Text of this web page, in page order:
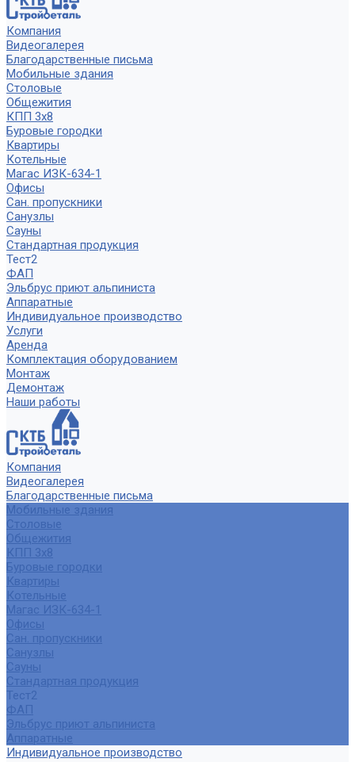
Компания
Видеогалерея
Благодарственные письма
Мобильные здания
Столовые
Общежития
КПП 3х8
Буровые городки
Квартиры
Котельные
Магас ИЗК-634-1
Офисы
Сан. пропускники
Санузлы
Сауны
Стандартная продукция
Тест2
ФАП
Эльбрус приют альпиниста
Аппаратные
Индивидуальное производство
Услуги
Аренда
Комплектация оборудованием
Монтаж
Демонтаж
Наши работы
Компания
Видеогалерея
Благодарственные письма
Мобильные здания
Столовые
Общежития
КПП 3х8
Буровые городки
Квартиры
Котельные
Магас ИЗК-634-1
Офисы
Сан. пропускники
Санузлы
Сауны
Стандартная продукция
Тест2
ФАП
Эльбрус приют альпиниста
Аппаратные
Индивидуальное производство